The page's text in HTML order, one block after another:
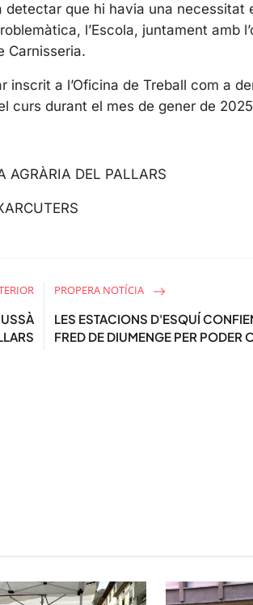
e
detectar que hi havia una necessitat
l’Escola, juntament amb
Carnisseria.
inscrit a l’Oficina de Treball com a
curs durant el mes de gener de
AGRÀRIA DEL PALLARS
PROPERA NOTÍCIA
LES ESTACIONS D'ESQUÍ
FRED DE DIUMENGE PER PODER